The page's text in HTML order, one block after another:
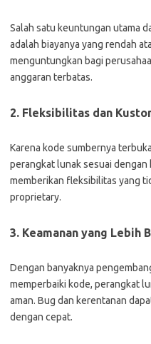
Salah satu keuntungan utama
adalah biayanya yang rendah
menguntungkan bagi
anggaran terbatas.
2. Fleksibilitas dan
Karena kode sumbernya
perangkat lunak sesuai
memberikan fleksibilitas yang
proprietary.
3. Keamanan yang Lebih
Dengan banyaknya
memperbaiki kode, perangkat
aman. Bug dan kerentanan
dengan cepat.